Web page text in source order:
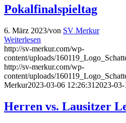
Pokalfinalspieltag
6. März 2023/von SV Merkur
Weiterlesen
http://sv-merkur.com/wp-
content/uploads/
http://sv-merkur.com/wp-
content/uploads/
Merkur2023-03-06 12:26:31 2023-
Herren vs. Lausitzer